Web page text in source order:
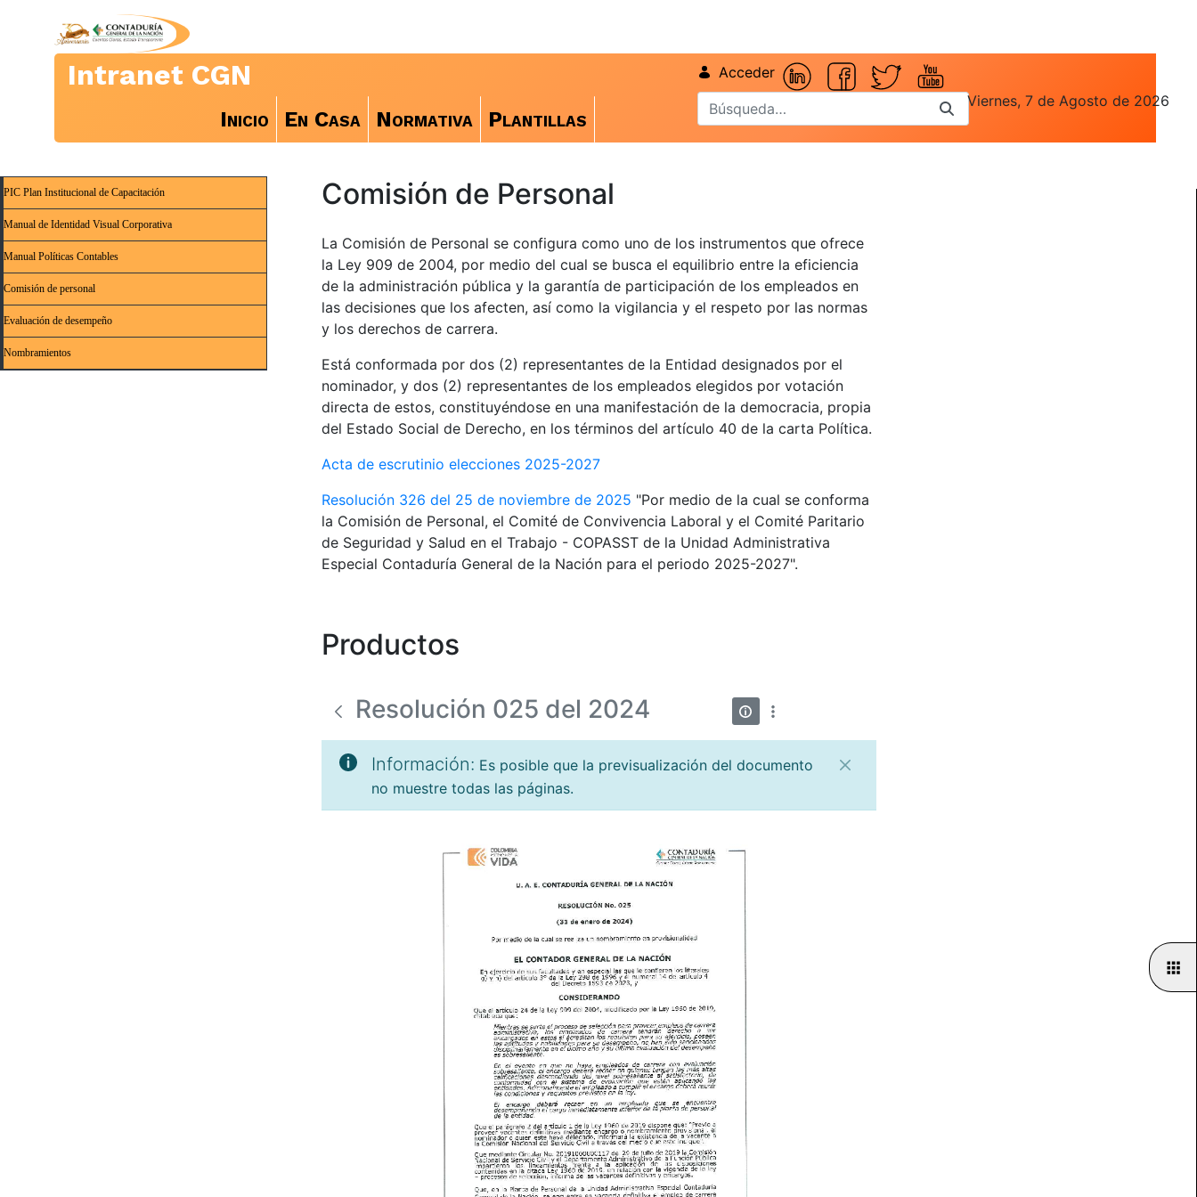
Intranet CGN
Inicio En Casa Normativa Plantillas
Acceder
Viernes, 7 de Agosto de 2026
PIC Plan Institucional de Capacitación
Manual de Identidad Visual Corporativa
Manual Políticas Contables
Comisión de personal
Evaluación de desempeño
Nombramientos
Comisión de Personal
La Comisión de Personal se configura como uno de los instrumentos que ofrece
la Ley 909 de 2004, por medio del cual se busca el equilibrio entre la eficiencia
de la administración pública y la garantía de participación de los empleados en
las decisiones que los afecten, así como la vigilancia y el respeto por las normas
y los derechos de carrera.
Está conformada por dos (2) representantes de la Entidad designados por el
nominador, y dos (2) representantes de los empleados elegidos por votación
directa de estos, constituyéndose en una manifestación de la democracia, propia
del Estado Social de Derecho, en los términos del artículo 40 de la carta Política.
Acta de escrutinio elecciones 2025-2027
Resolución 326 del 25 de noviembre de 2025 "Por medio de la cual se conforma
la Comisión de Personal, el Comité de Convivencia Laboral y el Comité Paritario
de Seguridad y Salud en el Trabajo - COPASST de la Unidad Administrativa
Especial Contaduría General de la Nación para el periodo 2025-2027".
Productos
Resolución 025 del 2024
Información: Es posible que la previsualización del documento
no muestre todas las páginas.